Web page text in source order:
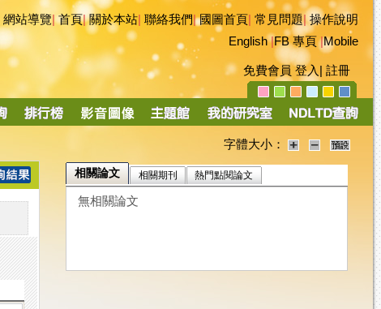
網站導覽|首頁|關於本站 聯絡我們|國圖首頁 常見問題|操作說明
English|FB 專頁|Mobile
免費會員 登入 註冊
字體大小：
相關論文 相關期刊 熱門點閱論文
無相關論文